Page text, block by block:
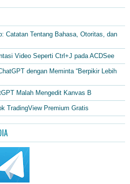
Catatan Tentang Bahasa, Otoritas, dan
Video Seperti Ctrl+J pada ACDSee
dengan Meminta “Berpikir Lebih
Malah Mengedit Kanvas B
TradingView Premium Gratis